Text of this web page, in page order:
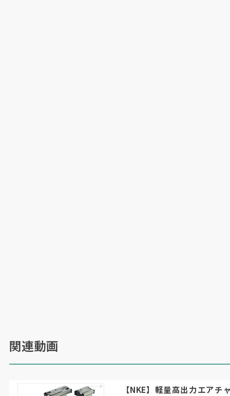
関連動画
【NKE】軽量高出力エア